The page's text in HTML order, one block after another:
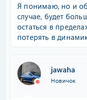
Я понимаю, но и
случае, будет
остаться в
потерять в
jawaha
Новичок